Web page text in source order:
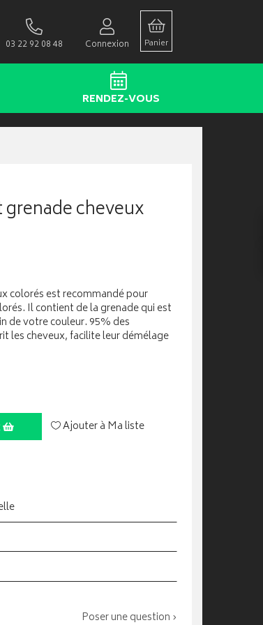
03 22 92 08 48 Connexion Panier
RENDEZ-VOUS
cheveux
colorés est recommandé pour
Il contient de la grenade qui est
de votre couleur. 95% des
les cheveux, facilite leur démélage
Ajouter à Ma liste
Poser une question ›